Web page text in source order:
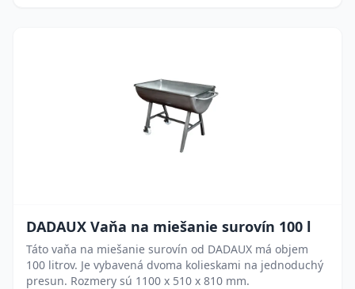
DADAUX Vaňa na miešanie surovín 100 l
Táto vaňa na miešanie surovín od DADAUX má objem
100 litrov. Je vybavená dvoma kolieskami na jednoduchý
presun. Rozmery sú 1100 x 510 x 810 mm.